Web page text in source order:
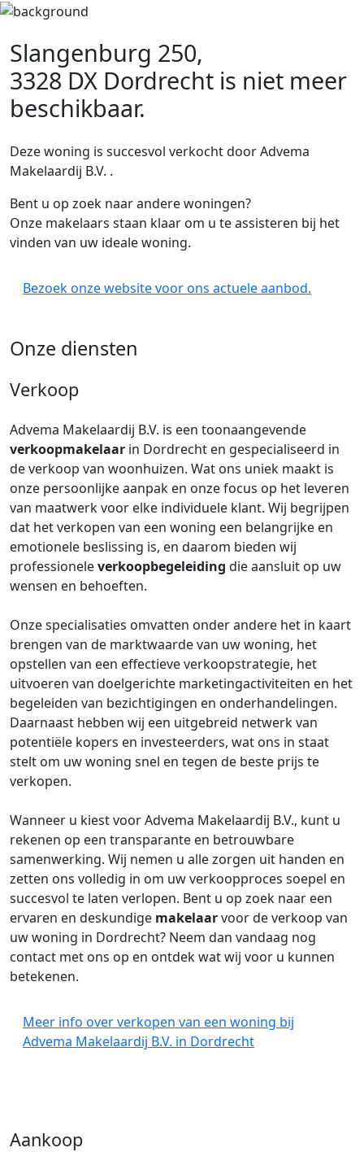
Slangenburg 250,
3328 DX Dordrecht is niet meer
beschikbaar.
Deze woning is succesvol verkocht door Advema
Makelaardij B.V. .
Bent u op zoek naar andere woningen?
Onze makelaars staan klaar om u te assisteren bij het
vinden van uw ideale woning.
Bezoek onze website voor ons actuele aanbod.
Onze diensten
Verkoop
Advema Makelaardij B.V. is een toonaangevende
verkoopmakelaar in Dordrecht en gespecialiseerd in
de verkoop van woonhuizen. Wat ons uniek maakt is
onze persoonlijke aanpak en onze focus op het leveren
van maatwerk voor elke individuele klant. Wij begrijpen
dat het verkopen van een woning een belangrijke en
emotionele beslissing is, en daarom bieden wij
professioneleverkoopbegeleiding die aansluit op uw
wensen en behoeften.
Onze specialisaties omvatten onder andere het in kaart
brengen van de marktwaarde van uw woning, het
opstellen van een effectieve verkoopstrategie, het
uitvoeren van doelgerichte marketingactiviteiten en het
begeleiden van bezichtigingen en onderhandelingen.
Daarnaast hebben wij een uitgebreid netwerk van
potentiële kopers en investeerders, wat ons in staat
stelt om uw woning snel en tegen de beste prijs te
verkopen.
Wanneer u kiest voor Advema Makelaardij B.V., kunt u
rekenen op een transparante en betrouwbare
samenwerking. Wij nemen u alle zorgen uit handen en
zetten ons volledig in om uw verkoopproces soepel en
succesvol te laten verlopen. Bent u op zoek naar een
ervaren en deskundige makelaarvoor de verkoop van
uw woning in Dordrecht? Neem dan vandaag nog
contact met ons op en ontdek wat wij voor u kunnen
betekenen.
Meer info over verkopen van een woning bij
Advema Makelaardij B.V. in Dordrecht
Aankoop